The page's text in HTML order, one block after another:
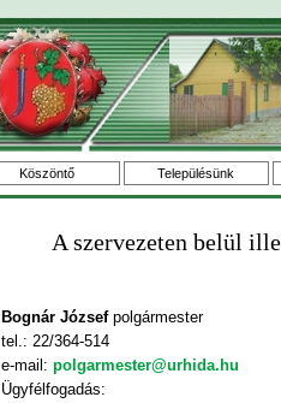
Köszöntő Településünk
A szervezeten belül
Bognár Józsefpolgármester
tel.: 22/364-514
e-mail: polgarmester@urhida.hu
Ügyfélfogadás: